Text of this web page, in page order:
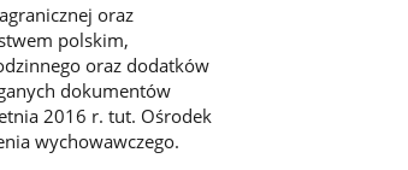
oraz
polskim,
oraz dodatków
dokumentów
2016 r. tut. Ośrodek
wychowawczego.